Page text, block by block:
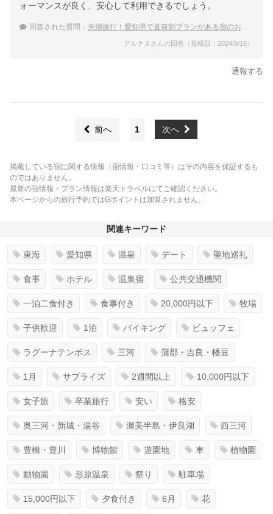
ォーマンスが良く、安心して利用できるでしょう。
回答された質問： 夫婦旅行！愛知県で直前割プランがある宿のおすすめは？
アルナヌさんの回答（投稿日：2024/9/16）
通報する
前へ 1 次へ
掲載している宿に関する情報（宿情報・口コミ等）はその内容を保証するも
のではありません。
最新の宿情報・プラン情報は楽天トラベルにてご確認ください。
本ページからの旅行予約ではGポイントは加算されません。
関連キーワード
東海 愛知県 温泉 デート 聖地巡礼
食事 ホテル 温泉宿 公共交通機関
一泊二食付き 食事付き 20,000円以下 牧場
子供歓迎 1泊 バイキング ビュッフェ
ラグーナテンボス 三河 蒲郡・吉良・幡豆
1月 サプライズ 2週間以上 10,000円以下
女子旅 卒業旅行 安い 格安
奥三河・新城・湯谷 渥美半島・伊良湖 西三河
豊橋・豊川 博物館 遊園地 車 植物園
動物園 形原温泉 祭り 駐車場
15,000円以下 夕食付き 6月 花